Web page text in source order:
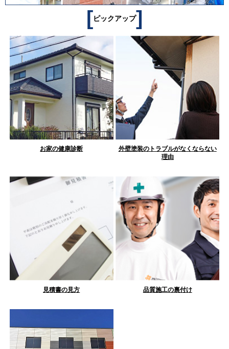
[ピックアップ]
お家の健康診断
外壁塗装のトラブルがなくならない
理由
見積書の見方 品質施工の裏付け